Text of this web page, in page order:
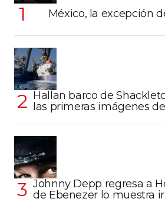
México, la excepción
Hallan barco de
las primeras imágenes
Johnny Depp regresa a
de Ebenezer lo muestra